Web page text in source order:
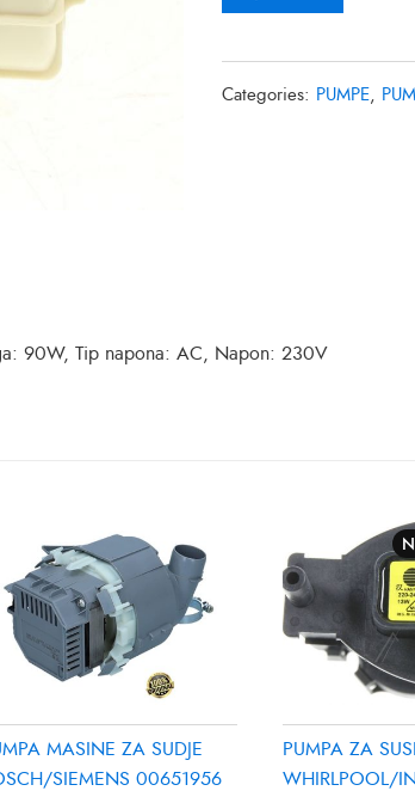
Categories: PUMPE,
90W, Tip napona: AC, Napon: 230V
MASINE ZA SUDJE
SIEMENS 00651956
PUMPA ZA
WHIRLPOOL/